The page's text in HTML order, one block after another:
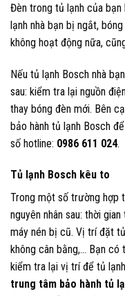
Đèn trong tủ lạnh của bạn
lạnh nhà bạn bị ngắt,
không hoạt động nữa,
Nếu tủ lạnh Bosch nhà
sau: kiểm tra lại nguồn
thay bóng đèn mới. Bên
bảo hành tủ lạnh Bosch
số hotline: 0986 611 024.
Tủ lạnh Bosch kêu to
Trong một số trường hợp
nguyên nhân sau: thời
máy nén bị cũ. Vị trí đặt
không cân bằng,… Bạn
kiểm tra lại vị trí để tủ
trung tâm bảo hành tủ